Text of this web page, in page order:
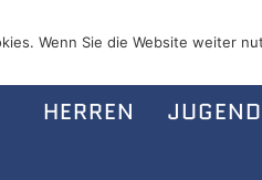
HERREN JUGEND
Wenn Sie die Website weiter